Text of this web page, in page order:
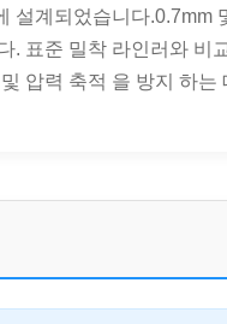
계되었습니다.0.7mm
. 표준 밀착 라인러와 비
압력 축적 을 방지 하는